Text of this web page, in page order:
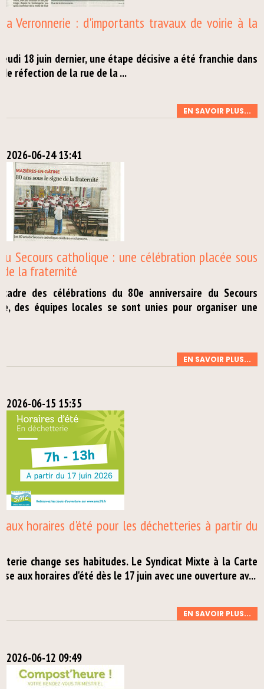
Verronnerie : d'importants travaux de voirie à la
18 juin dernier, une étape décisive a été franchie dans
réfection de la rue de la ...
EN SAVOIR PLUS...
2026-06-24 13:41
Secours catholique : une célébration placée sous
de la fraternité
des célébrations du 80e anniversaire du Secours
des équipes locales se sont unies pour organiser une
EN SAVOIR PLUS...
2026-06-15 15:35
aux horaires d'été pour les déchetteries à partir du
change ses habitudes. Le Syndicat Mixte à la Carte
aux horaires d'été dès le 17 juin avec une ouverture av...
EN SAVOIR PLUS...
2026-06-12 09:49